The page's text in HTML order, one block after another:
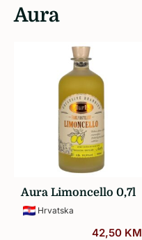
Aura
Aura Limoncello 0,7l
Hrvatska
42,50 KM